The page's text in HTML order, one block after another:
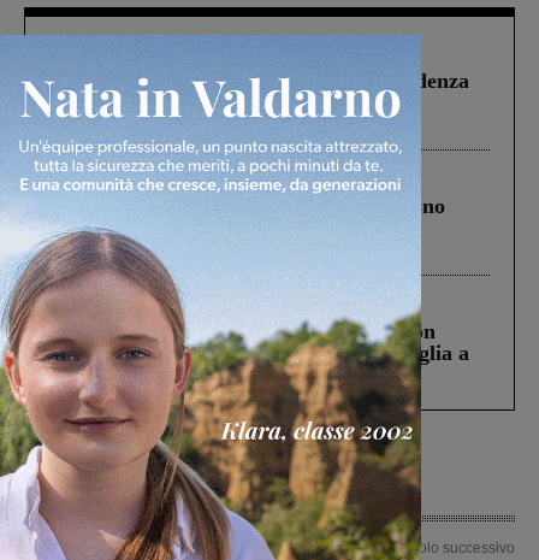
Piscina di Figline finanziata oltre la scadenza
Pnrr, il gruppo di Fratelli d’Italia: “Un
ringraziamento al Governo”
Cronaca 4 Agosto 2026
Un anno fa la strage in A1 in cui morirono
Gianni, Giulia e Franco. Lo schianto, il
processo, lo stop ai sorpassi fra tir....
Cronaca 3 Agosto 2026
Scomparso da una struttura di Castiglion
Fiorentino l’uomo che aveva ucciso la figlia a
Levane nel 2020
Articolo precedente
Articolo successivo